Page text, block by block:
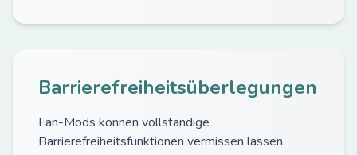
Barrierefreiheitsüberlegungen
Fan-Mods können vollständige
Barrierefreiheitsfunktionen vermissen lassen.